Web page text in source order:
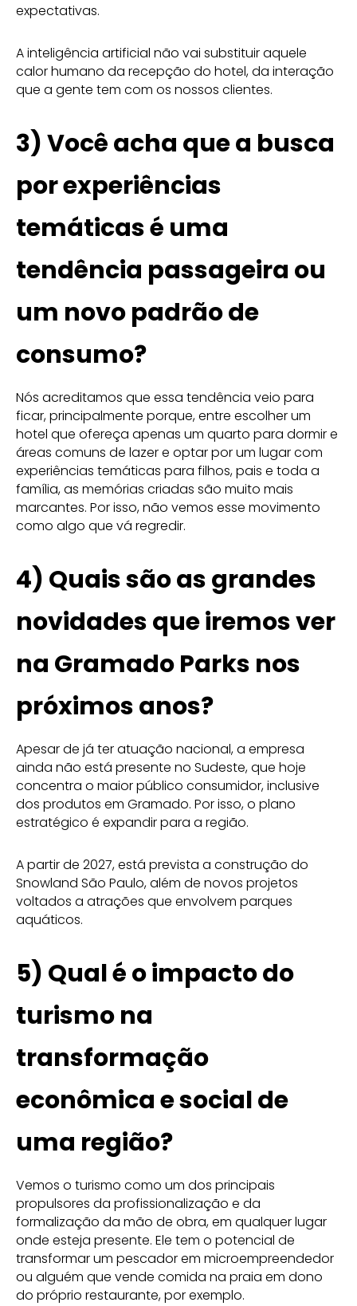
expectativas.
A inteligência artificial não vai substituir aquele
calor humano da recepção do hotel, da interação
que a gente tem com os nossos clientes.
3)Você acha que a busca
por experiências
temáticas é uma
tendência passageira ou
um novo padrão de
consumo?
Nós acreditamos que essa tendência veio para
ficar, principalmente porque, entre escolher um
hotel que ofereça apenas um quarto para dormir e
áreas comuns de lazer e optar por um lugar com
experiências temáticas para filhos, pais e toda a
família, as memórias criadas são muito mais
marcantes. Por isso, não vemos esse movimento
como algo que vá regredir.
4) Quais são as grandes
novidades que iremos ver
na Gramado Parks nos
próximos anos?
Apesar de já ter atuação nacional, a empresa
ainda não está presente no Sudeste, que hoje
concentra o maior público consumidor, inclusive
dos produtos em Gramado. Por isso, o plano
estratégico é expandir para a região.
A partir de 2027, está prevista a construção do
Snowland São Paulo, além de novos projetos
voltados a atrações que envolvem parques
aquáticos.
5) Qual é o impacto do
turismo na
transformação
econômica e social de
uma região?
Vemos o turismo como um dos principais
propulsores da profissionalização e da
formalização da mão de obra, em qualquer lugar
onde esteja presente. Ele tem o potencial de
transformar um pescador em microempreendedor
ou alguém que vende comida na praia em dono
do próprio restaurante, por exemplo.